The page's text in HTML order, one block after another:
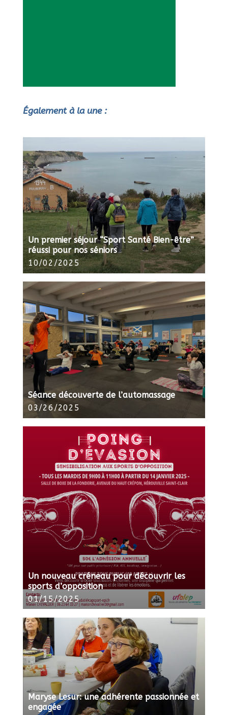
Également à la une :
Un premier séjour “Sport Santé Bien-être”
réussi pour nos séniors
10/02/2025
Séance découverte de l’automassage
03/26/2025
Un nouveau créneau pour découvrir les
sports d’opposition
01/15/2025
Maryse Lesur: une adhérente passionnée et
engagée